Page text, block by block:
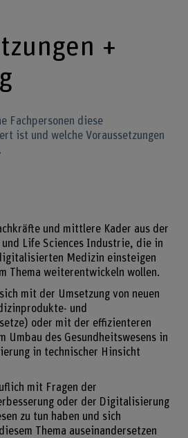
+
Fachpersonen diese
ist und welche Voraussetzungen
und mittlere Kader aus der
und Life Sciences Industrie, die in
Medizin einsteigen
Thema weiterentwickeln wollen.
mit der Umsetzung von neuen
und
oder mit der effizienteren
Umbau des Gesundheitswesens in
in technischer Hinsicht
mit Fragen der
oder der Digitalisierung
zu tun haben und sich
Thema auseinandersetzen